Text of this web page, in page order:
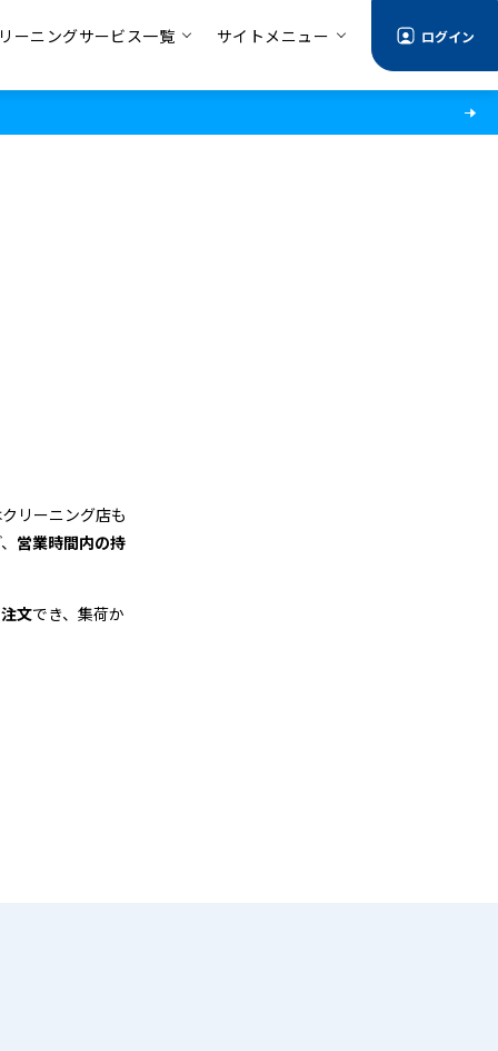
ーニングサービス一覧 サイトメニュー ログイン
リーニング店も
営業時間内の持
文でき、集荷か